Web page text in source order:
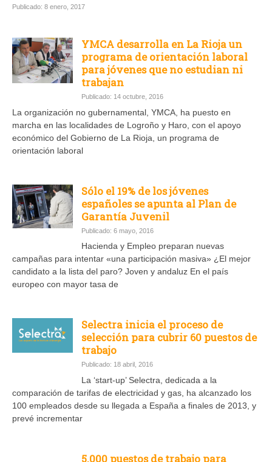
Publicado: 8 enero, 2017
YMCA desarrolla en La Rioja un
programa de orientación laboral
para jóvenes que no estudian ni
trabajan
Publicado: 14 octubre, 2016
La organización no gubernamental, YMCA, ha puesto en
marcha en las localidades de Logroño y Haro, con el apoyo
económico del Gobierno de La Rioja, un programa de
orientación laboral
Sólo el 19% de los jóvenes
españoles se apunta al Plan de
Garantía Juvenil
Publicado: 6 mayo, 2016
Hacienda y Empleo preparan nuevas
campañas para intentar «una participación masiva» ¿El mejor
candidato a la lista del paro? Joven y andaluz En el país
europeo con mayor tasa de
Selectra inicia el proceso de
selección para cubrir 60 puestos de
trabajo
Publicado: 18 abril, 2016
La ‘start-up’ Selectra, dedicada a la
comparación de tarifas de electricidad y gas, ha alcanzado los
100 empleados desde su llegada a España a finales de 2013, y
prevé incrementar
5.000 puestos de trabajo para